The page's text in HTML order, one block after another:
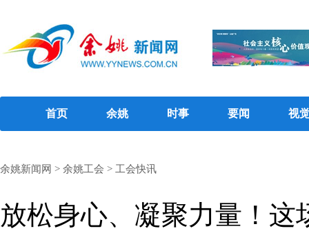
首页 余姚 时事 要闻 视
余姚新闻网 > 余姚工会 > 工会快讯
放松身心、凝聚力量！这